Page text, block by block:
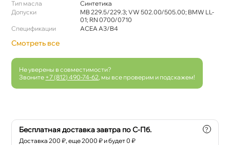
Тип масла
Синтетика
Допуски
MB 229.5/229.3; VW 502.00/505.00; BMW LL-
01; RN 0700/0710
Спецификации
ACEA A3/B4
Смотреть все
Не уверены в совместимости?
Звоните +7 (812) 490-74-62 , мы все проверим и подскажем!
Бесплатная доставка завтра по С-Пб.
Доставка200 ₽, еще2000 ₽ и будет 0 ₽
?